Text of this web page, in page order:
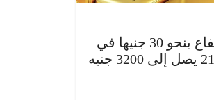
الذهب إلى صعود.. ارتفاع بنحو 30 جنيها في